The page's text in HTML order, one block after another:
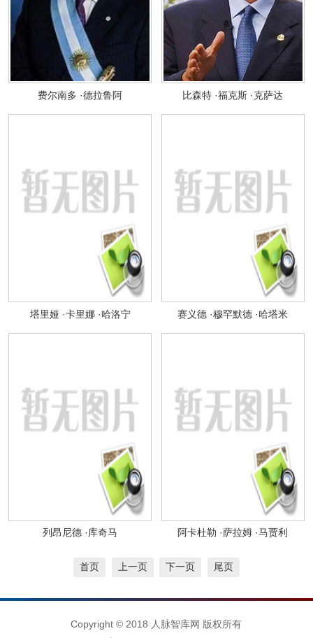
费尔南多 ·德拉鲁阿 比森特 ·福克斯 ·克萨达
塔里娅 ·卡里娜 ·哈洛宁 赛义德 ·穆罕默德 ·哈塔米
列昂尼德 ·库奇马 阿卡杜勒 ·萨拉姆 ·马贾利
首页 上一页 下一页 尾页
Copyright © 2018 人脉智库网 版权所有